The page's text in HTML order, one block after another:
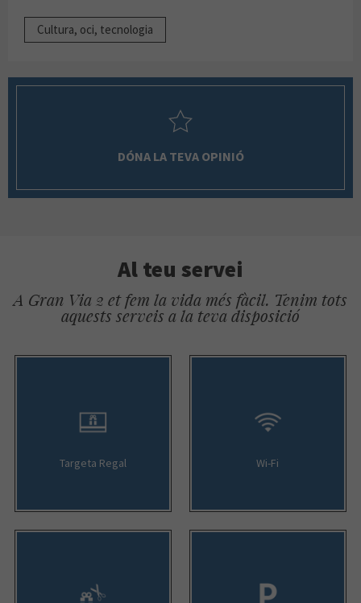
Cultura, oci, tecnologia
DÓNA LA TEVA OPINIÓ
Al teu servei
A Gran Via 2 et fem la vida més fàcil. Tenim tots
aquests serveis a la teva disposició
Targeta Regal Wi-Fi